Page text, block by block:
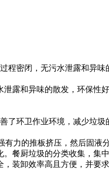
程密闭，无污水泄露和异味
露和异味的散发，环保性
环卫作业环境，减少垃圾
力的推板挤压，然后固液
餐厨垃圾的分类收集，集
装卸效率高且方便，并要